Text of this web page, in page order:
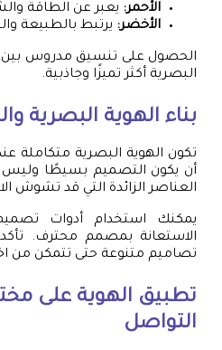
الأحمر: يعبر عن الطاقة
الأخضر: يرتبط بالطبيعة
الحصول على تنسيق مدروس بين
البصرية أكثر تميزًا وجاذبية.
بناء الهوية البصرية
تكون الهوية البصرية متكاملة
أن يكون التصميم بسيطًا
العناصر الزائدة التي قد تشوش
يمكنك استخدام أدوات
الاستعانة بمصمم محترف.
تصاميم متنوعة حتى تتمكن من
تطبيق الهوية على
التواصل